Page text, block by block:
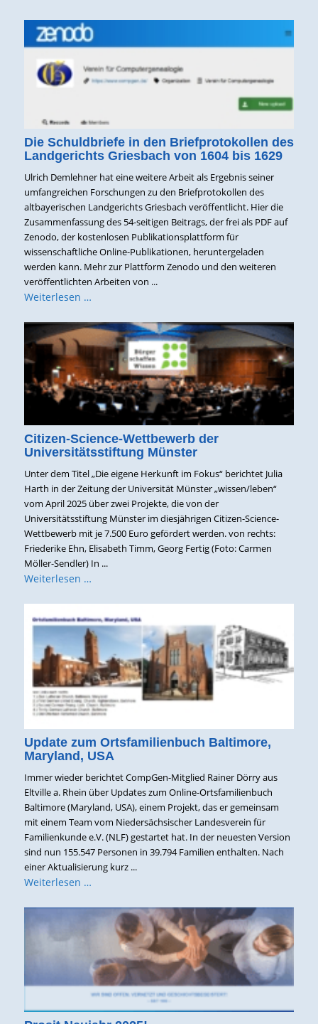
Die Schuldbriefe in den Briefprotokollen des
Landgerichts Griesbach von 1604 bis 1629
Ulrich Demlehner hat eine weitere Arbeit als Ergebnis seiner
umfangreichen Forschungen zu den Briefprotokollen des
altbayerischen Landgerichts Griesbach veröffentlicht. Hier die
Zusammenfassung des 54-seitigen Beitrags, der frei als PDF auf
Zenodo, der kostenlosen Publikationsplattform für
wissenschaftliche Online-Publikationen, heruntergeladen
werden kann. Mehr zur Plattform Zenodo und den weiteren
veröffentlichten Arbeiten von ...
Weiterlesen …
Citizen-Science-Wettbewerb der
Universitätsstiftung Münster
Unter dem Titel „Die eigene Herkunft im Fokus“ berichtet Julia
Harth in der Zeitung der Universität Münster „wissen/leben“
vom April 2025 über zwei Projekte, die von der
Universitätsstiftung Münster im diesjährigen Citizen-Science-
Wettbewerb mit je 7.500 Euro gefördert werden. von rechts:
Friederike Ehn, Elisabeth Timm, Georg Fertig (Foto: Carmen
Möller-Sendler) In ...
Weiterlesen …
Update zum Ortsfamilienbuch Baltimore,
Maryland, USA
Immer wieder berichtet CompGen-Mitglied Rainer Dörry aus
Eltville a. Rhein über Updates zum Online-Ortsfamilienbuch
Baltimore (Maryland, USA), einem Projekt, das er gemeinsam
mit einem Team vom Niedersächsischer Landesverein für
Familienkunde e.V. (NLF) gestartet hat. In der neuesten Version
sind nun 155.547 Personen in 39.794 Familien enthalten. Nach
einer Aktualisierung kurz ...
Weiterlesen …